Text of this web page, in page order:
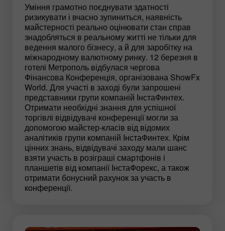
Уміння грамотно поєднувати здатності
ризикувати і вчасно зупиниться, наявність
майстерності реально оцінювати стан справ
знадобляться в реальному житті не тільки для
ведення малого бізнесу, а й для заробітку на
міжнародному валютному ринку. 12 березня в
готелі Метрополь відбулася чергова
Фінансова Конференція, організована ShowFx
World. Для участі в заході були запрошені
представники групи компаній ІнстаФинтех.
Отримати необхідні знання для успішної
торгівлі відвідувачі конференції могли за
допомогою майстер-класів від відомих
аналітиків групи компаній ІнстаФинтех. Крім
цінних знань, відвідувачі заходу мали шанс
взяти участь в розіграші смартфонів і
планшетів від компанії ІнстаФорекс, а також
отримати бонусний рахунок за участь в
конференції.